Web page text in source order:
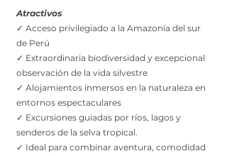
Atractivos
✓ Acceso privilegiado a la Amazonía del sur
de Perú
✓ Extraordinaria biodiversidad y excepcional
observación de la vida silvestre
✓ Alojamientos inmersos en la naturaleza en
entornos espectaculares
✓ Excursiones guiadas por ríos, lagos y
senderos de la selva tropical.
✓ Ideal para combinar aventura, comodidad